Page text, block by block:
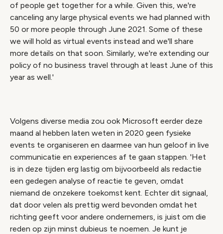
of people get together for a while. Given this, we're
canceling any large physical events we had planned with
50 or more people through June 2021. Some of these
we will hold as virtual events instead and we'll share
more details on that soon. Similarly, we're extending our
policy of no business travel through at least June of this
year as well.'
Volgens diverse media zou ook Microsoft eerder deze
maand al hebben laten weten in 2020 geen fysieke
events te organiseren en daarmee van hun geloof in live
communicatie en experiences af te gaan stappen. 'Het
is in deze tijden erg lastig om bijvoorbeeld als redactie
een gedegen analyse of reactie te geven, omdat
niemand de onzekere toekomst kent. Echter dit signaal,
dat door velen als prettig werd bevonden omdat het
richting geeft voor andere ondernemers, is juist om die
reden op zijn minst dubieus te noemen. Je kunt je